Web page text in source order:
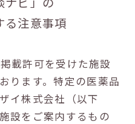
る注意事項
載許可を受けた施設
ります。特定の医薬品
イ株式会社（以下
設をご案内するもの